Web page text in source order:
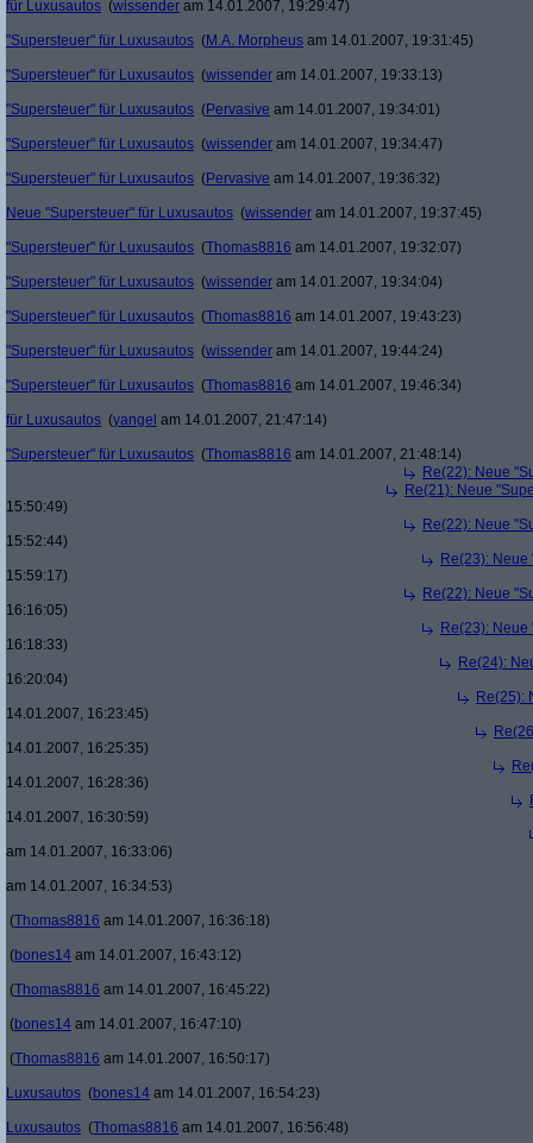
für Luxusautos (wissender am 14.01.2007, 19:29:47)
"Supersteuer" für Luxusautos (M.A. Morpheus am 14.01.2007, 19:31:45)
"Supersteuer" für Luxusautos (wissender am 14.01.2007, 19:33:13)
"Supersteuer" für Luxusautos (Pervasive am 14.01.2007, 19:34:01)
"Supersteuer" für Luxusautos (wissender am 14.01.2007, 19:34:47)
"Supersteuer" für Luxusautos (Pervasive am 14.01.2007, 19:36:32)
Neue "Supersteuer" für Luxusautos (wissender am 14.01.2007, 19:37:45)
"Supersteuer" für Luxusautos (Thomas8816 am 14.01.2007, 19:32:07)
"Supersteuer" für Luxusautos (wissender am 14.01.2007, 19:34:04)
"Supersteuer" für Luxusautos (Thomas8816 am 14.01.2007, 19:43:23)
"Supersteuer" für Luxusautos (wissender am 14.01.2007, 19:44:24)
"Supersteuer" für Luxusautos (Thomas8816 am 14.01.2007, 19:46:34)
für Luxusautos (yangel am 14.01.2007, 21:47:14)
"Supersteuer" für Luxusautos (Thomas8816 am 14.01.2007, 21:48:14)
Re(22): Neue
Re(21): Neue
15:50:49)
Re(22): Neue
15:52:44)
Re(23):
15:59:17)
Re(22): Neue
16:16:05)
Re(23):
16:18:33)
Re(24):
16:20:04)
Re(25):
14.01.2007, 16:23:45)
14.01.2007, 16:25:35)
14.01.2007, 16:28:36)
14.01.2007, 16:30:59)
am 14.01.2007, 16:33:06)
am 14.01.2007, 16:34:53)
(Thomas8816 am 14.01.2007, 16:36:18)
(bones14 am 14.01.2007, 16:43:12)
(Thomas8816 am 14.01.2007, 16:45:22)
(bones14 am 14.01.2007, 16:47:10)
(Thomas8816 am 14.01.2007, 16:50:17)
Luxusautos (bones14 am 14.01.2007, 16:54:23)
Luxusautos (Thomas8816 am 14.01.2007, 16:56:48)